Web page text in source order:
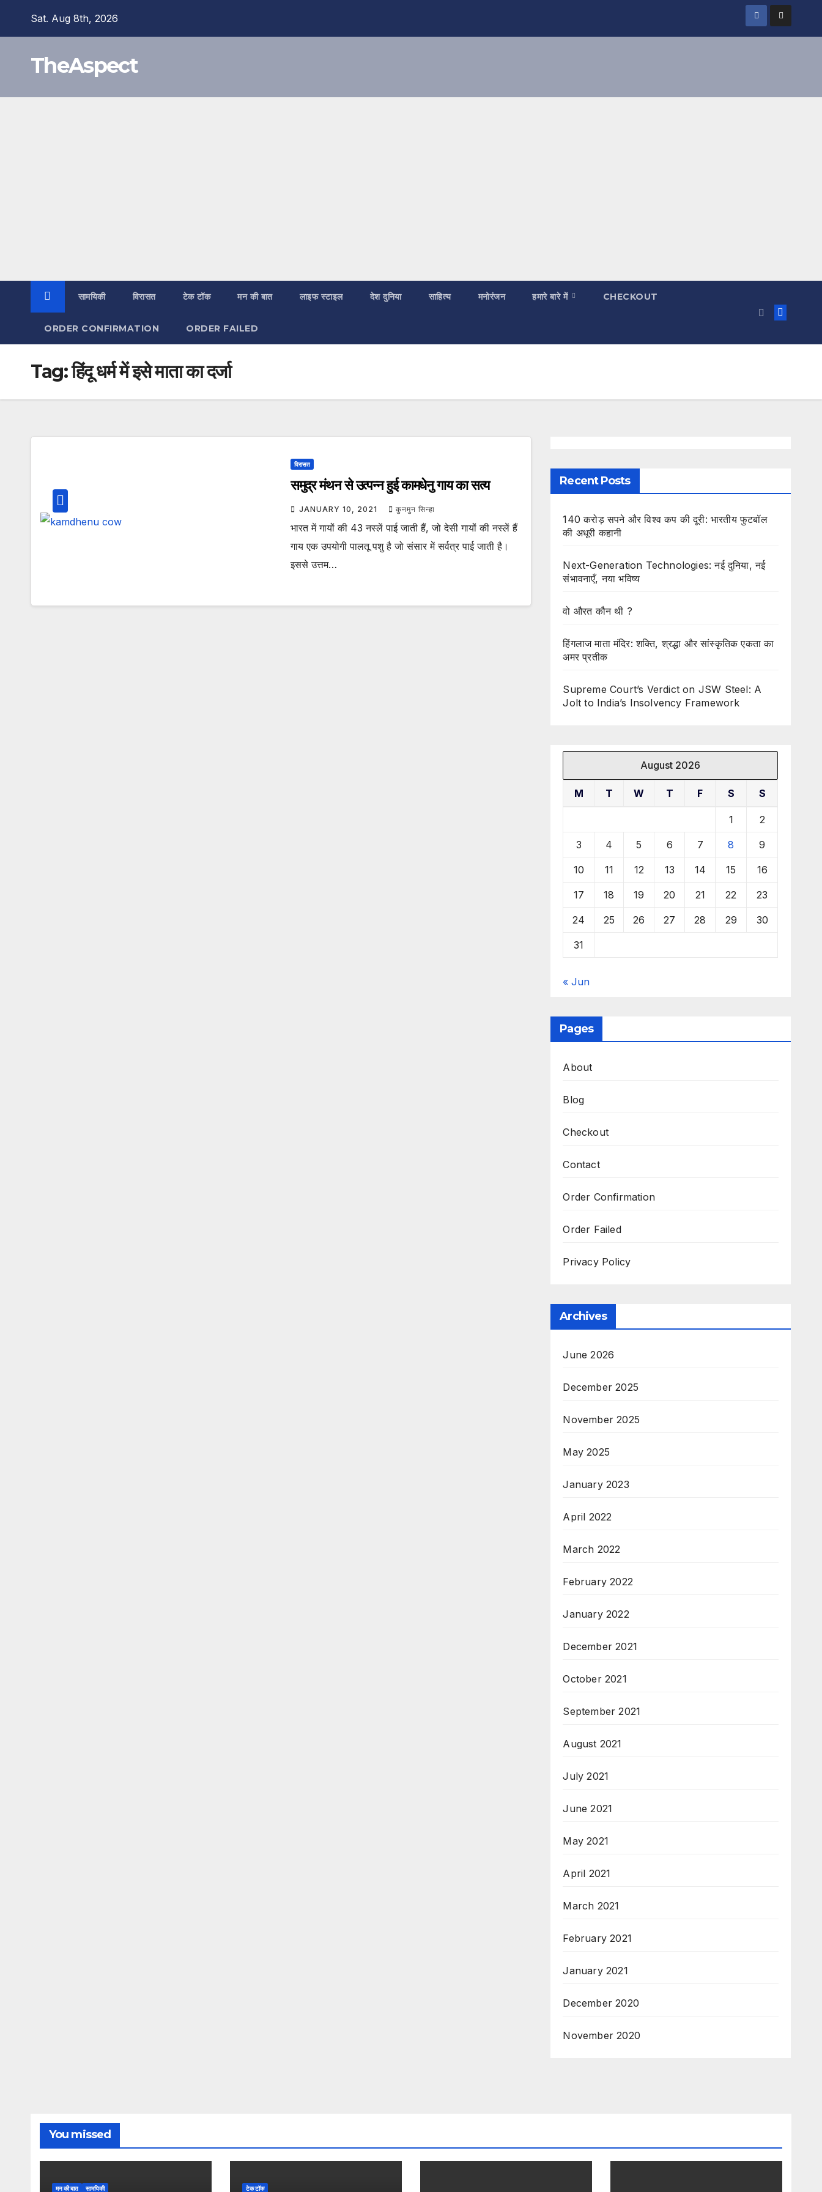
Sat. Aug 8th, 2026
TheAspect
सामयिकी विरासत टेक टॉक मन की बात लाइफ स्टाइल देश दुनिया साहित्य मनोरंजन हमारे बारे में CHECKOUT
ORDER CONFIRMATION ORDER FAILED
Tag:हिंदू धर्म में इसे माता का दर्जा
विरासत
समुद्र मंथन से उत्पन्न हुई कामधेनु गाय का सत्य
JANUARY 10, 2021 कुनमुन सिन्हा
भारत में गायों की 43 नस्लें पाई जाती हैं, जो देसी गायों की नस्लें हैं
गाय एक उपयोगी पालतू पशु है जो संसार में सर्वत्र पाई जाती है।
इससे उत्तम…
Recent Posts
140 करोड़ सपने और विश्व कप की दूरी: भारतीय फुटबॉल
की अधूरी कहानी
Next-Generation Technologies: नई दुनिया, नई
संभावनाएँ, नया भविष्य
वो औरत कौन थी ?
हिंगलाज माता मंदिर: शक्ति, श्रद्धा और सांस्कृतिक एकता का
अमर प्रतीक
Supreme Court’s Verdict on JSW Steel: A
Jolt to India’s Insolvency Framework
August 2026
M T W T F S S
1 2
3 4 5 6 7 8 9
10 11 12 13 14 15 16
17 18 19 20 21 22 23
24 25 26 27 28 29 30
31
« Jun
Pages
About
Blog
Checkout
Contact
Order Confirmation
Order Failed
Privacy Policy
Archives
June 2026
December 2025
November 2025
May 2025
January 2023
April 2022
March 2022
February 2022
January 2022
December 2021
October 2021
September 2021
August 2021
July 2021
June 2021
May 2021
April 2021
March 2021
February 2021
January 2021
December 2020
November 2020
You missed
मन की बात सामयिकी टेक टॉक